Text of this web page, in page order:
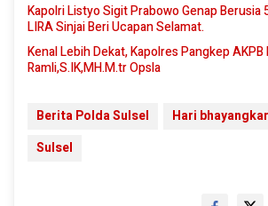
Kapolri Listyo Sigit Prabowo Genap Berusia
LIRA Sinjai Beri Ucapan Selamat.
Kenal Lebih Dekat, Kapolres Pangkep
Ramli,S.IK,MH.M.tr Opsla
Berita Polda Sulsel
Hari
Sulsel